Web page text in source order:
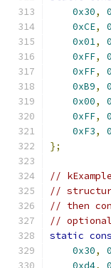
0x30,
0xCE,
0x01,
0xFF,
0xFF,
0xB9,
0x00,
0xFF,
0xF3,
};
//
//
// then
//
static
0x30,
0xd4,